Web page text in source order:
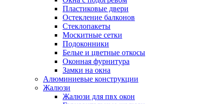
Пластиковые двери
Остекление балконов
Стеклопакеты
Москитные сетки
Подоконники
Белые и цветные откосы
Оконная фурнитура
Замки на окна
Алюминиевые конструкции
Жалюзи
Жалюзи для пвх окон